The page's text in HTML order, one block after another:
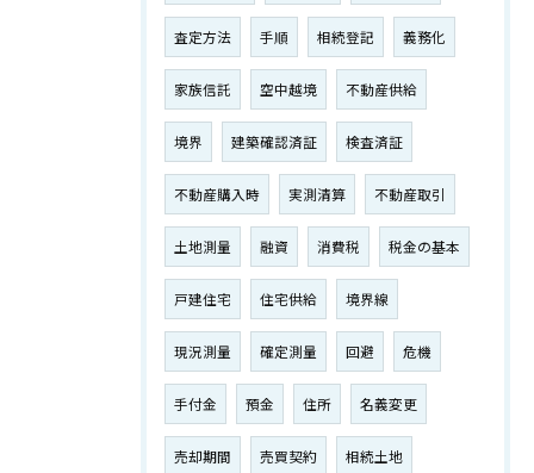
査定方法 手順 相続登記 義務化
家族信託 空中越境 不動産供給
境界 建築確認済証 検査済証
不動産購入時 実測清算 不動産取引
土地測量 融資 消費税 税金の基本
戸建住宅 住宅供給 境界線
現況測量 確定測量 回避 危機
手付金 預金 住所 名義変更
売却期間 売買契約 相続土地